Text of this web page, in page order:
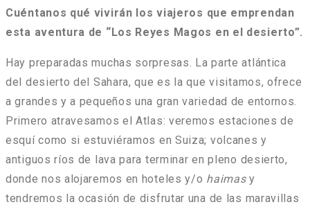
Cuéntanos qué vivirán los viajeros que emprendan
esta aventura de “Los Reyes Magos en el desierto”.
Hay preparadas muchas sorpresas. La parte atlántica
del desierto del Sahara, que es la que visitamos, ofrece
a grandes y a pequeños una gran variedad de entornos.
Primero atravesamos el Atlas: veremos estaciones de
esquí como si estuviéramos en Suiza; volcanes y
antiguos ríos de lava para terminar en pleno desierto,
donde nos alojaremos en hoteles y/o haimasy
tendremos la ocasión de disfrutar una de las maravillas